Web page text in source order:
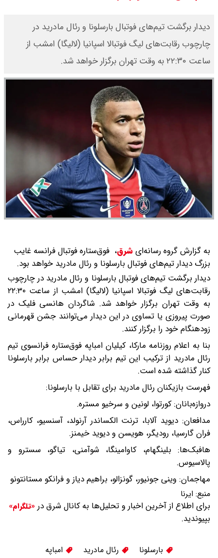
شنبه ۱۷ مرداد ۱۴۰۵ / قیمت دنا چند ؟
+ جدول
آغاز شد / خرید کوییک با پیش
پرداخت ۵۰۰ میلیون تومان + لینک
شاخص بورس امروز شنبه ۱۷ مرداد
۱۴۰۵ / شاخص افزایشی شد + تحلیل
دیدار برگشت تیم‌های فوتبال بارسلونا و رئال مادرید در
چارچوب رقابت‌های لیگ فوتبالا اسپانیا (لالیگا) امشب از
ساعت ۲۲:۳۰ به وقت تهران برگزار خواهد شد.
به گزارش گروه رسانه‌ایشرق، فوق‌ستاره فوتبال فرانسه غایب
بزرگ دیدار تیم‌های فوتبال بارسلونا و رئال مادرید خواهد بود.
دیدار برگشت تیم‌های فوتبال بارسلونا و رئال مادرید در چارچوب
رقابت‌های لیگ فوتبالا اسپانیا (لالیگا) امشب از ساعت ۲۲:۳۰
به وقت تهران برگزار خواهد شد. شاگردان هانسی فلیک در
صورت پیروزی یا تساوی در این دیدار می‌توانند جشن قهرمانی
زودهنگام خود را برگزار کنند.
بنا به اعلام روزنامه مارکا، کیلیان امباپه فوق‌ستاره فرانسوی تیم
رئال مادرید از ترکیب این تیم برابر دیدار حساس برابر بارسلونا
کنار گذاشته شده است.
فهرست بازیکنان رئال مادرید برای تقابل با بارسلونا:
دروازه‌بانان: کورتوا، لونین و سرخیو مستره.
مدافعان: دیوید آلابا، ترنت الکساندر آرنولد، آسنسیو، کارراس،
فران گارسیا، رودیگر، هویسن و دیوید خیمنز.
هافبک‌ها: بلینگهام، کاوامینگا، شوآمنی، تیاگو، سسترو و
پالاسیوس.
مهاجمان: وینی جونیور، گونزالو، براهیم دیاز و فرانکو مستانتونو
منبع: ایرنا
برای اطلاع از آخرین اخبار و تحلیل‌ها به کانال شرق در «تلگرام»
بپیوندید.
بارسلونا رئال مادرید امباپه